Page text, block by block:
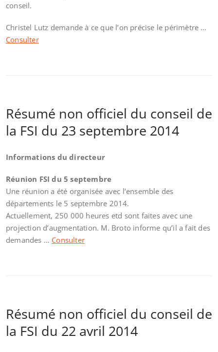
conseil.
Christel Lutz demande à ce que l’on précise le périmètre …
Consulter
Résumé non officiel du conseil de
la FSI du 23 septembre 2014
Informations du directeur
Réunion FSI du 5 septembre
Une réunion a été organisée avec l’ensemble des
départements le 5 septembre 2014.
Actuellement, 250 000 heures etd sont faites avec une
projection d’augmentation. M. Broto informe qu’il a fait des
demandes … Consulter
Résumé non officiel du conseil de
la FSI du 22 avril 2014